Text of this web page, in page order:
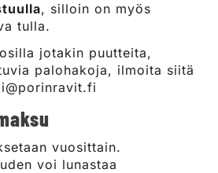
, silloin on myös
tulla.
jotakin puutteita,
palohakoja, ilmoita siitä
vuosittain.
voi lunastaa